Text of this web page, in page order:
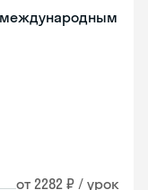
международным
от 2282 ₽ / урок